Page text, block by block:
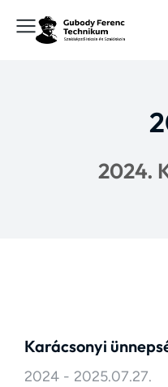
2024.
Karácsonyi
2024 2025.07.27.